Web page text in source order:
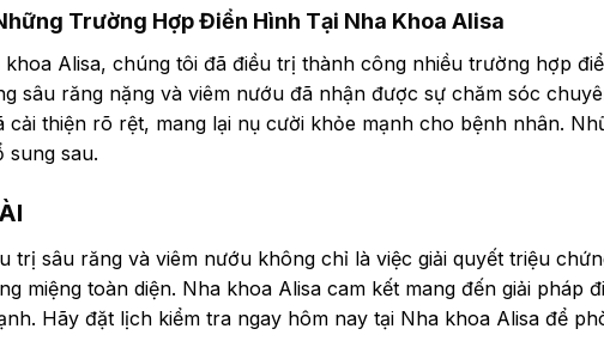
Trường Hợp Điển Hình Tại Nha Khoa Alisa
khoa Alisa, chúng tôi đã điều trị thành công nhiều trường hợp
sâu răng nặng và viêm nướu đã nhận được sự chăm sóc
cải thiện rõ rệt, mang lại nụ cười khỏe mạnh cho bệnh nhân.
sung sau.
trị sâu răng và viêm nướu không chỉ là việc giải quyết triệu
miệng toàn diện. Nha khoa Alisa cam kết mang đến giải pháp
Hãy đặt lịch kiểm tra ngay hôm nay tại Nha khoa Alisa để